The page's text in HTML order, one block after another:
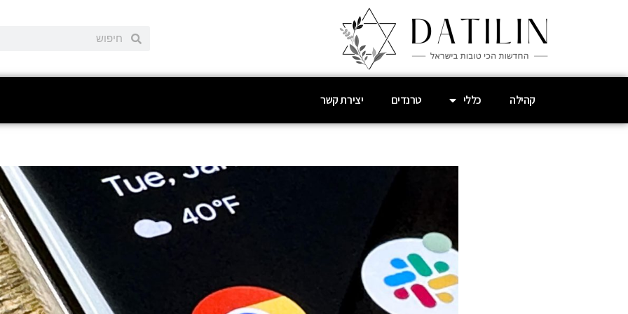
קהילה כללי טרנדים יצירת קשר